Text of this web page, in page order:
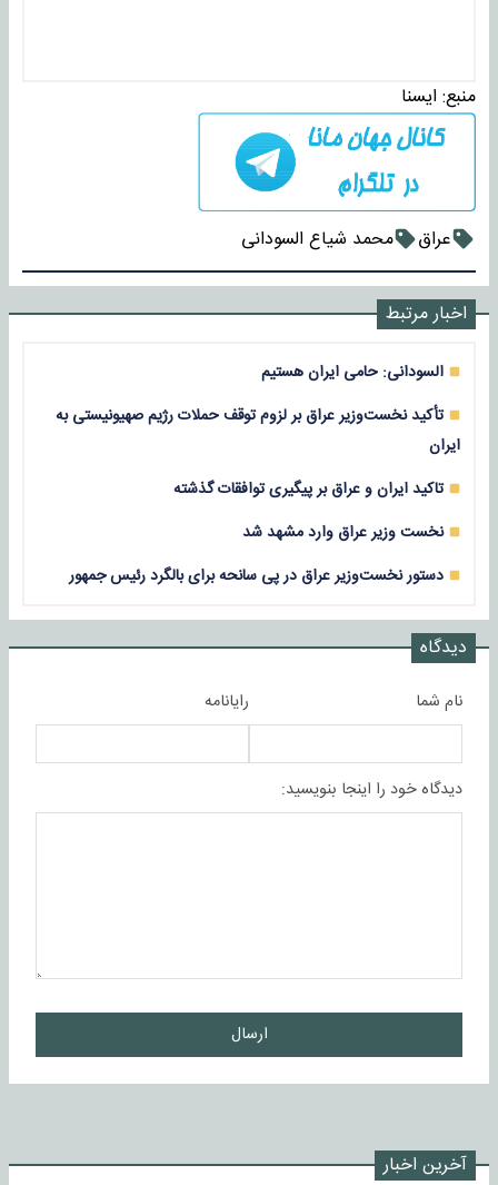
منبع: ايسنا
عراق محمد شیاع السودانی
اخبار مرتبط
السودانی: حامی ایران هستیم
تأکید نخست‌وزیر عراق بر لزوم توقف حملات رژیم صهیونیستی به
ایران
تاکید ایران و عراق بر پیگیری توافقات گذشته
نخست وزیر عراق وارد مشهد شد
دستور نخست‌وزیر عراق در پی سانحه برای بالگرد رئیس جمهور
دیدگاه
نام شما رایانامه
دیدگاه خود را اینجا بنویسید:
ارسال
آخرین اخبار